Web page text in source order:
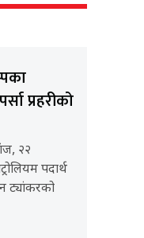
प्रहरीको
२२
पदार्थ
ट्यांकरको